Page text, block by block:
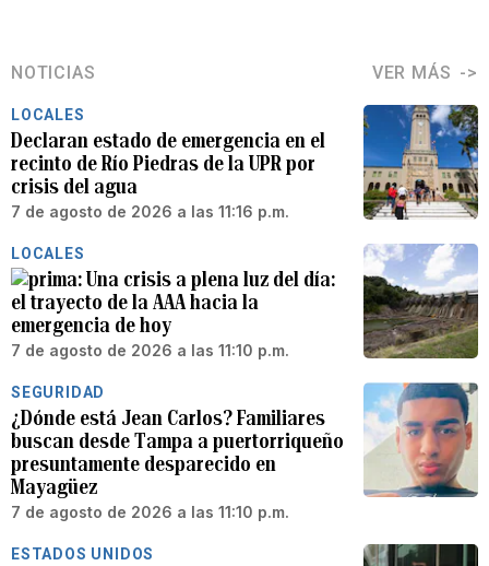
NOTICIAS VER MÁS
LOCALES
Declaran estado de emergencia en el
recinto de Río Piedras de la UPR por
crisis del agua
7 de agosto de 2026 a las 11:16 p.m.
LOCALES
Una crisis a plena luz del día:
el trayecto de la AAA hacia la
emergencia de hoy
7 de agosto de 2026 a las 11:10 p.m.
SEGURIDAD
¿Dónde está Jean Carlos? Familiares
buscan desde Tampa a puertorriqueño
presuntamente desparecido en
Mayagüez
7 de agosto de 2026 a las 11:10 p.m.
ESTADOS UNIDOS